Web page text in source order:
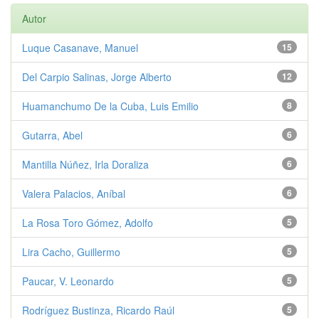
Autor
15
Luque Casanave, Manuel
12
Del Carpio Salinas, Jorge Alberto
8
Huamanchumo De la Cuba, Luis Emilio
6
Gutarra, Abel
6
Mantilla Núñez, Irla Doraliza
6
Valera Palacios, Aníbal
5
La Rosa Toro Gómez, Adolfo
5
Lira Cacho, Guillermo
5
Paucar, V. Leonardo
5
Rodríguez Bustinza, Ricardo Raúl